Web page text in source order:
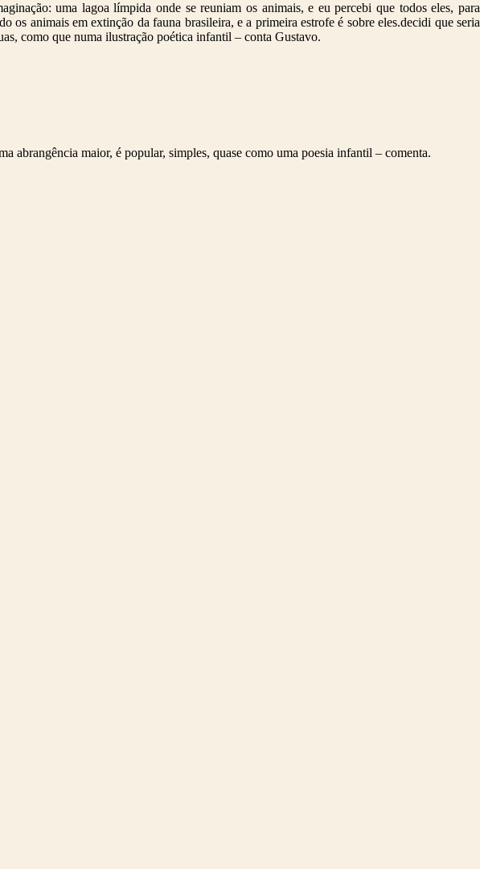
uma lagoa límpida onde se reuniam os animais, e eu percebi que todos eles, para
os animais em extinção da fauna brasileira, e a primeira estrofe é sobre eles.decidi que seria
como que numa ilustração poética infantil – conta Gustavo.
abrangência maior, é popular, simples, quase como uma poesia infantil – comenta.